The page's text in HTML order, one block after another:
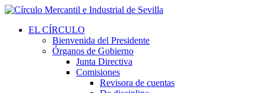
EL CÍRCULO
Bienvenida del Presidente
Órganos de Gobierno
Junta Directiva
Comisiones
Revisora de cuentas